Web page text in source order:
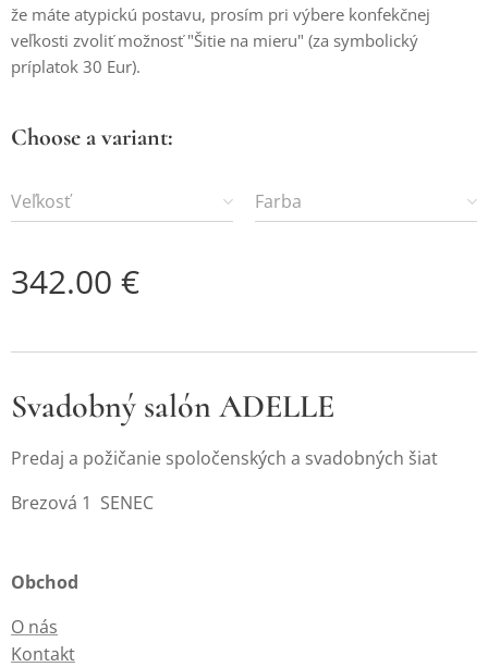
že máte atypickú postavu, prosím pri výbere konfekčnej
veľkosti zvoliť možnosť "Šitie na mieru" (za symbolický
príplatok 30 Eur).
Choose a variant:
Veľkosť Farba
342.00 €
Svadobný salón ADELLE
Predaj a požičanie spoločenských a svadobných šiat
Brezová 1 SENEC
Obchod
O nás
Kontakt